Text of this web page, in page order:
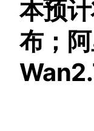
本预
布；